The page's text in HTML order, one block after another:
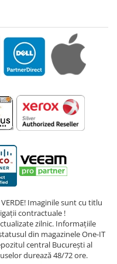
Imaginile sunt cu titlu
contractuale !
zilnic. Informațiile
din magazinele One-IT
central București al
durează 48/72 ore.